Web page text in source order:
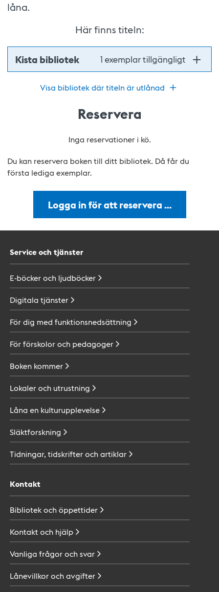
låna.
Här finns titeln:
Kista bibliotek 1 exemplar tillgängligt
Visa bibliotek där titeln är utlånad
Reservera
Inga reservationer i kö.
Du kan reservera boken till ditt bibliotek. Då får du
första lediga exemplar.
Logga in för att reservera …
Service och tjänster
E-böcker och ljudböcker
Digitala tjänster
För dig med funktionsnedsättning
För förskolor och pedagoger
Boken kommer
Lokaler och utrustning
Låna en kulturupplevelse
Släktforskning
Tidningar, tidskrifter ochartiklar
Kontakt
Bibliotek ochöppettider
Kontakt och hjälp
Vanliga frågor ochsvar
Lånevillkor ochavgifter